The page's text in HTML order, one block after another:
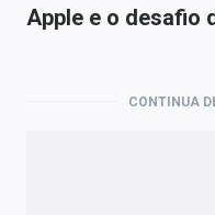
Apple e o desafio
CONTINUA